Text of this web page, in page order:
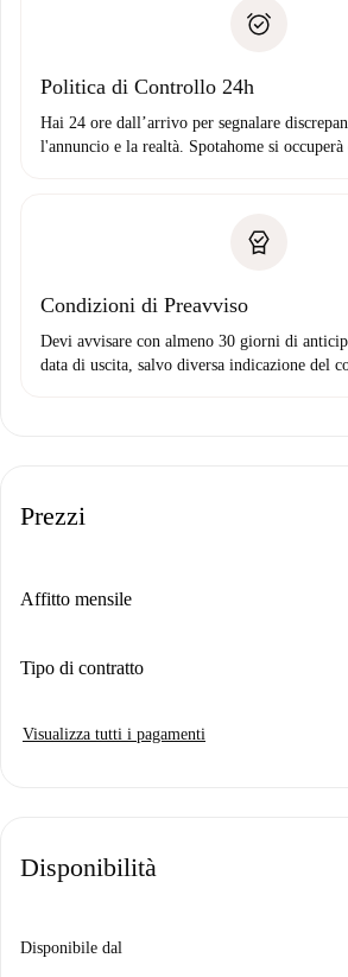
Domiciliazione del pagamento
solo se non segnali problemi.
Politica di Controllo 24h
Hai 24 ore dall’arrivo per segnalare
l'annuncio e la realtà. Spotahome si
Condizioni di Preavviso
Devi avvisare con almeno 30 giorni di
data di uscita, salvo diversa indicazione del
Prezzi
Affitto mensile
Tipo di contratto
Visualizza tutti i pagamenti
Disponibilità
Disponibile dal